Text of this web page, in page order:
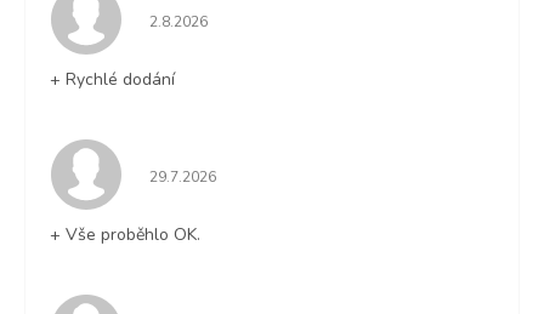
Hodnocení obchodu je 5 z 5 hvězdiček.
2.8.2026
+ Rychlé dodání
Hodnocení obchodu je 5 z 5 hvězdiček.
29.7.2026
+ Vše proběhlo OK.